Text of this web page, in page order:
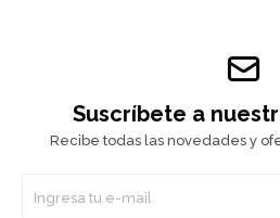
Suscríbete a
Recibe todas las novedades y